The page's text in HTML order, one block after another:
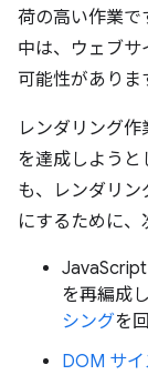
荷の高い作業で
中は、ウェブサ
可能性がありま
レンダリング
を達成しようと
も、レンダリン
にするために、
を再編成し
シングを
DOM サ